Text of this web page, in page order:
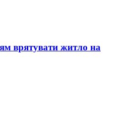
врятувати житло на